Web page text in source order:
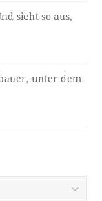
sieht so aus,
unter dem